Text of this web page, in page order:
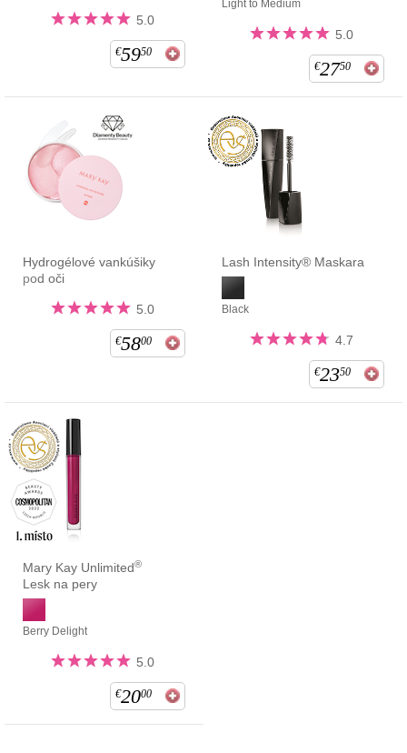
5.0
€5950
Light to Medium
5.0
€2750
Hydrogélové vankúšiky
pod oči
5.0
€5800
Lash Intensity® Maskara
Black
4.7
€2350
Mary Kay Unlimited®
Lesk na pery
Berry Delight
5.0
€2000